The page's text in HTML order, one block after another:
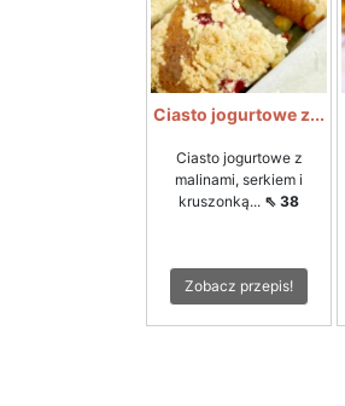
Ciasto jogurtowe z...
Ciasto jogurtowe z
malinami, serkiem i
kruszonką... ⇖ 38
Zobacz przepis!